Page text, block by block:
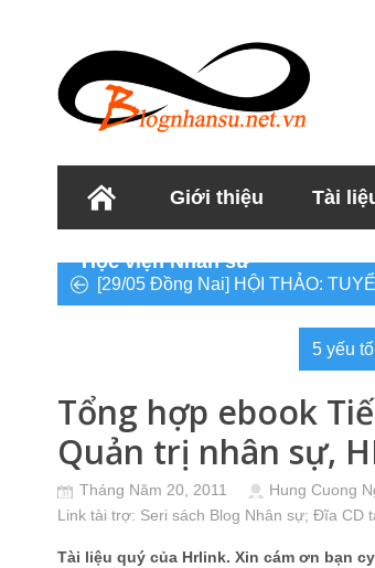
Giới thiệu Tài
Học viện Nhân sư
[29/05 Đồng Nai] HỘI THẢO:
5 yếu
Tổng hợp ebook
Quản trị nhân sự,
Tháng Năm 20, 2011 Hung Cuong
Link tài trợ: Seri sách Blog Nhân sự; Đĩa CD
Tài liệu quý của Hrlink. Xin cám ơn bạn